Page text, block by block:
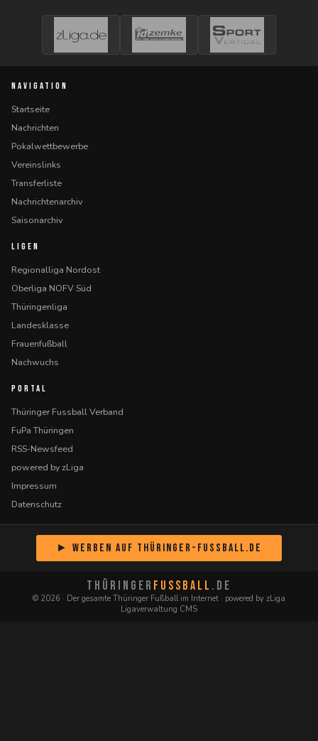
NAVIGATION
Startseite
Nachrichten
Pokalwettbewerbe
Vereinslinks
Transferliste
Nachrichtenarchiv
Saisonarchiv
LIGEN
Regionalliga Nordost
Oberliga NOFV Süd
Thüringenliga
Landesklasse
Frauenfußball
Nachwuchs
PORTAL
Thüringer Fussball Verband
FuPa Thüringen
RSS-Newsfeed
powered by zLiga
Impressum
Datenschutz
► Werben auf Thüringer-Fussball.de
THÜRINGER FUSSBALL .DE
© 2026 · Der gesamte Thüringer Fußball im Internet · powered by zLiga
Ligaverwaltung CMS